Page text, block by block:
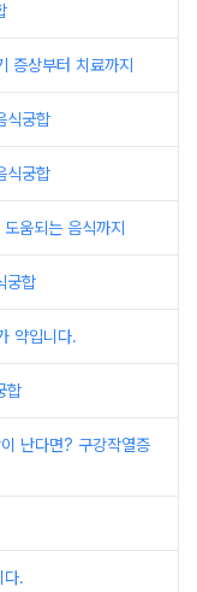
증상부터 치료까지
식궁합
식궁합
움되는 음식까지
궁합
약입니다.
합
난다면? 구강작열증
다.